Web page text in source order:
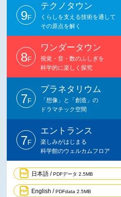
9F
テクノタウン
くらしを支える技術を通して
その原点を解く
8F
ワンダータウン
視覚・音・数のふしぎを
科学的に楽しく探究
7F
プラネタリウム
「想像」と「創造」の
ドラマチック空間
7F
エントランス
楽しみがはじまる
科学館のウェルカムフロア
日本語 /PDFデータ 2.5MB
English /PDFdata 2.5MB